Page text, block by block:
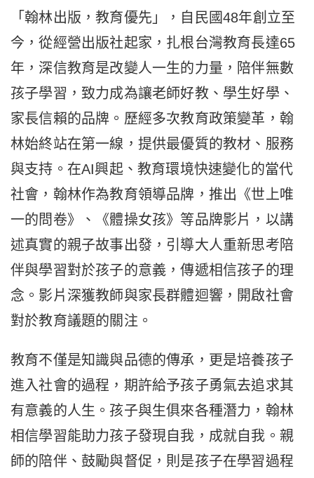
「翰林出版，教育優先」，自民國48年創立至
今，從經營出版社起家，扎根台灣教育長達65
年，深信教育是改變人一生的力量，陪伴無數
孩子學習，致力成為讓老師好教、學生好學、
家長信賴的品牌。歷經多次教育政策變革，翰
林始終站在第一線，提供最優質的教材、服務
與支持。在AI興起、教育環境快速變化的當代
社會，翰林作為教育領導品牌，推出《世上唯
一的問卷》、《體操女孩》等品牌影片，以講
述真實的親子故事出發，引導大人重新思考陪
伴與學習對於孩子的意義，傳遞相信孩子的理
念。影片深獲教師與家長群體迴響，開啟社會
對於教育議題的關注。
教育不僅是知識與品德的傳承，更是培養孩子
進入社會的過程，期許給予孩子勇氣去追求其
有意義的人生。孩子與生俱來各種潛力，翰林
相信學習能助力孩子發現自我，成就自我。親
師的陪伴、鼓勵與督促，則是孩子在學習過程